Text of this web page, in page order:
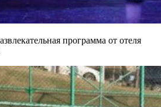
программа от отеля